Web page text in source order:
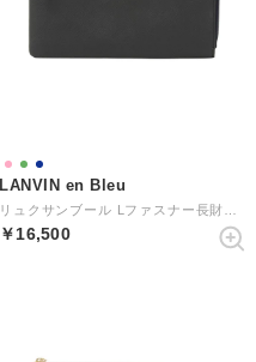
LANVIN en Bleu
￥16,500